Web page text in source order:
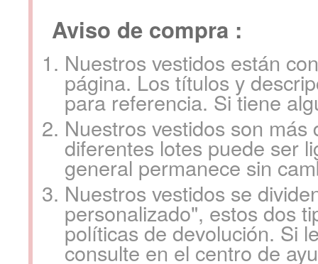
Aviso de compra :
Nuestros vestidos están
página. Los títulos y
para referencia. Si tiene
Nuestros vestidos son
diferentes lotes puede ser
general permanece sin
Nuestros vestidos se
personalizado", estos dos
políticas de devolución. Si
consulte en el centro de